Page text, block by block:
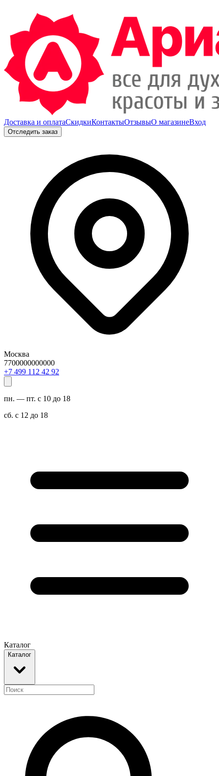
Доставка и оплатаСкидкиКонтактыОтзывыО магазинеВход
Отследить заказ
Москва
7700000000000
29 24 211 994 7+
пн. — пт. с 10 до 18
сб. с 12 до 18
Каталог
Каталог